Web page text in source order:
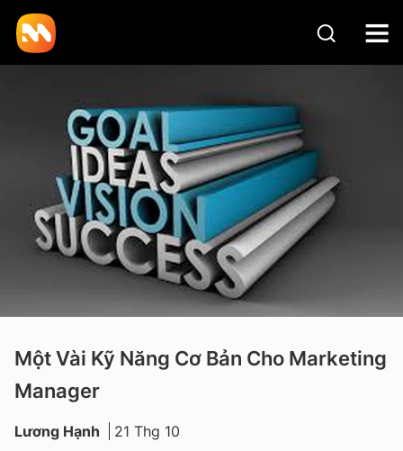
Một Vài Kỹ Năng Cơ Bản Cho Marketing
Manager
Lương Hạnh 21 Thg 10